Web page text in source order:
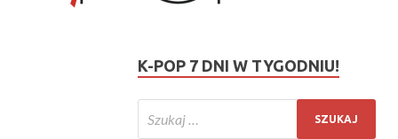
K-POP 7 DNI W TYGODNIU!